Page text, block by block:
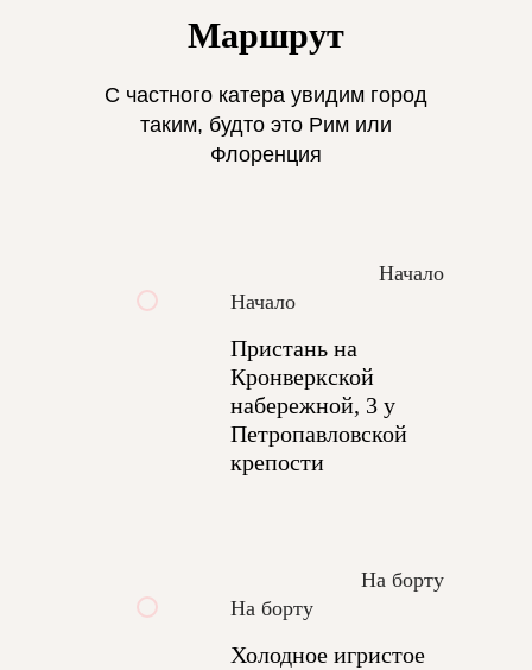
Маршрут
С частного катера увидим город
таким, будто это Рим или
Флоренция
Начало
Начало
Пристань на
Кронверкской
набережной, 3 у
Петропавловской
крепости
На борту
На борту
Холодное игристое